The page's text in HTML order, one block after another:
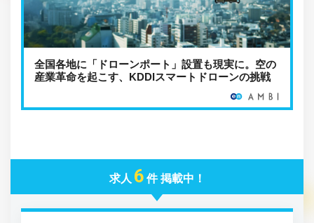
全国各地に「ドローンポート」設置も現実に。空の
産業革命を起こす、KDDIスマートドローンの挑戦
求人 6 件 掲載中！